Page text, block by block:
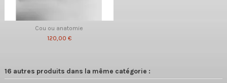
Cou ou anatomie
120,00 €
16 autres produits dans la même catégorie :